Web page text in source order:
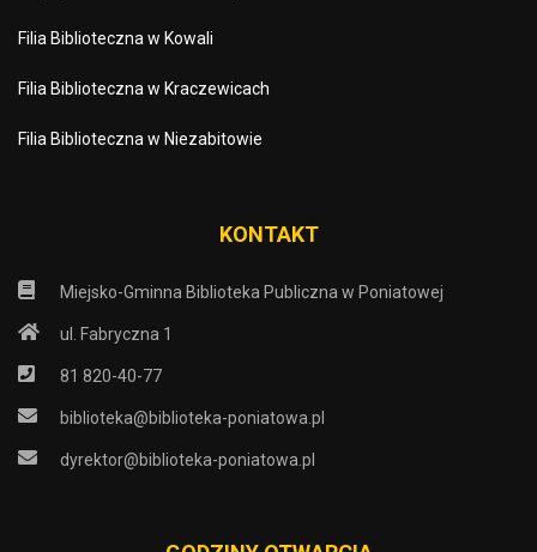
Filia Biblioteczna w Kowali
Filia Biblioteczna w Kraczewicach
Filia Biblioteczna w Niezabitowie
KONTAKT
Miejsko-Gminna Biblioteka Publiczna w Poniatowej
ul. Fabryczna 1
81 820-40-77
biblioteka@biblioteka-poniatowa.pl
dyrektor@biblioteka-poniatowa.pl